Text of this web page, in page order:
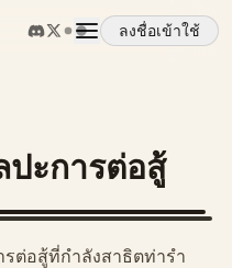
ลงชื่อเข้าใช้
ปะการต่อสู้
ต่อสู้ที่กำลังสาธิตท่ารำ